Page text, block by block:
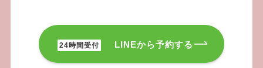
24時間受付 LINEから予約する